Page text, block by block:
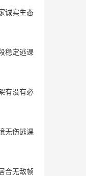
诚实生态
稳定逃课
有没有必
无伤逃课
合无敌帧